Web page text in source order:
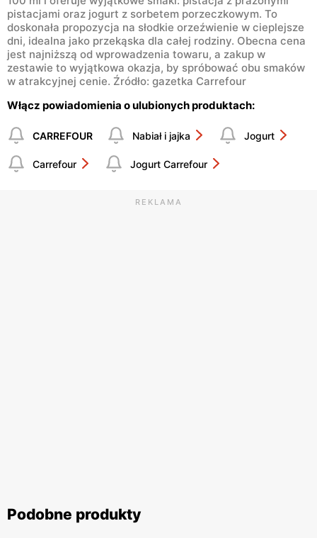
pistacjami oraz jogurt z sorbetem porzeczkowym. To
doskonała propozycja na słodkie orzeźwienie w cieplejsze
dni, idealna jako przekąska dla całej rodziny. Obecna cena
jest najniższą od wprowadzenia towaru, a zakup w
zestawie to wyjątkowa okazja, by spróbować obu smaków
w atrakcyjnej cenie. Źródło: gazetka Carrefour
Włącz powiadomienia o ulubionych produktach:
CARREFOUR Nabiał i jajka Jogurt
Carrefour Jogurt Carrefour
REKLAMA
Podobne produkty